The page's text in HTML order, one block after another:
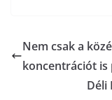
Nem csak a
koncentrációt is
Déli